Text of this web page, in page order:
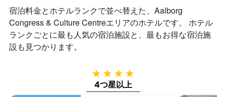
宿泊料金とホテルランクで並べ替えた、Aalborg
Congress & Culture Centreエリアのホテルです。 ホテル
ランクごとに最も人気の宿泊施設と、最もお得な宿泊施
設も見つかります。
4つ星
4つ星以上